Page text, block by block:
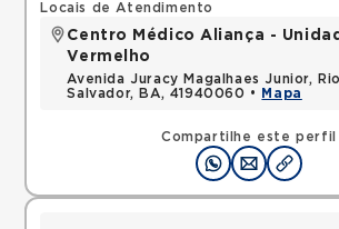
Compartilhe este perfil
Locais de Atendimento
Centro Médico Aliança -
Vermelho
Avenida Juracy Magalhaes Junior,
Salvador, BA, 41940060 •
Mapa